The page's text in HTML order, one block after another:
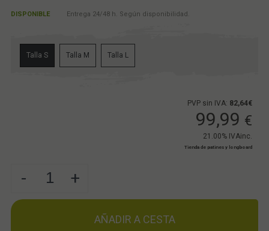
DISPONIBLE Entrega 24/48 h. Según disponibilidad.
Talla S Talla M Talla L
PVP sin IVA: 82,64€
99,99 €
21.00% IVAinc.
Tienda de patines y longboard
- +
AÑADIR A CESTA